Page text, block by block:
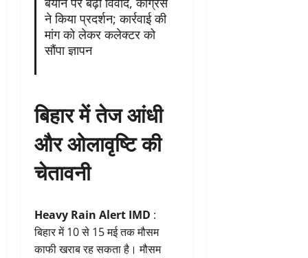
ने किया प्रदर्शन; कार्रवाई की
मांग को लेकर कलेक्टर को
सौंपा ज्ञापन
बिहार में तेज आंधी
और ओलावृष्टि की
चेतावनी
Heavy Rain Alert IMD :
बिहार में 10 से 15 मई तक मौसम
काफी खराब रह सकता है। मौसम